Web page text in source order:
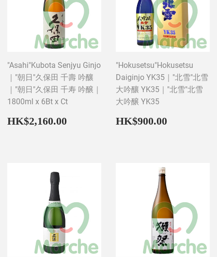
"Asahi"Kubota Senjyu Ginjo
｜"朝日"久保田 千壽 吟釀
｜"朝日"久保田 千寿 吟醸｜
1800ml x 6Bt x Ct
Regular
price
HK$2,160.00 HK$2,160.00
"Hokusetsu"Hokusetsu
Daiginjo YK35｜"北雪"北雪
大吟釀 YK35｜"北雪"北雪
大吟醸 YK35
Regular
price
HK$900.00